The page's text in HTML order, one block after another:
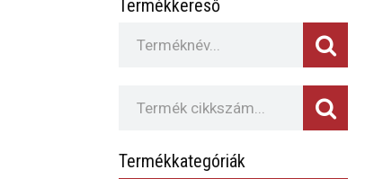
Termékkereső
Termékkategóriák